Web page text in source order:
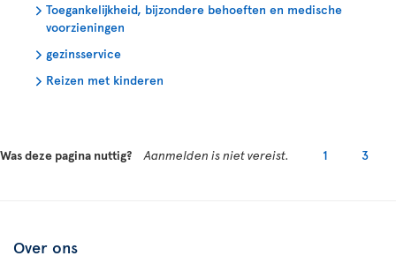
Toegankelijkheid, bijzondere behoeften en medische
voorzieningen
gezinsservice
Reizen met kinderen
Was deze pagina nuttig? Aanmelden is niet vereist. 1 3
Over ons